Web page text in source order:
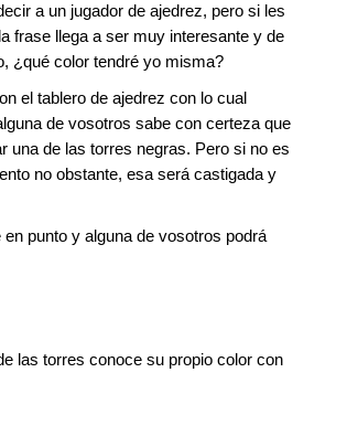
a un jugador de ajedrez, pero si les
frase llega a ser muy interesante y de
¿qué color tendré yo misma?
el tablero de ajedrez con lo cual
de vosotros sabe con certeza que
una de las torres negras. Pero si no es
no obstante, esa será castigada y
punto y alguna de vosotros podrá
las torres conoce su propio color con